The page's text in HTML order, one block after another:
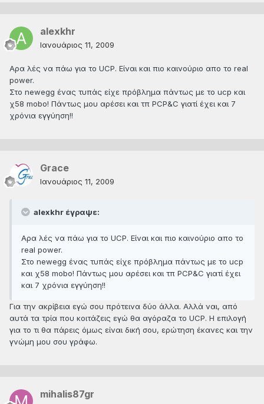
alexkhr
Ιανουάριος 11, 2009
Αρα λές να πάω για το UCP. Είναι και πιο καινούριο απο το real
power.
Στο newegg ένας τυπάς είχε πρόβλημα πάντως με το ucp και
χ58 mobo! Πάντως μου αρέσει και τπ PCP&C γιατί έχει και 7
χρόνια εγγύηση!!
Grace
Ιανουάριος 11, 2009
alexkhr έγραψε:
Αρα λές να πάω για το UCP. Είναι και πιο καινούριο απο το
real power.
Στο newegg ένας τυπάς είχε πρόβλημα πάντως με το ucp
και χ58 mobo! Πάντως μου αρέσει και τπ PCP&C γιατί έχει
και 7 χρόνια εγγύηση!!
Για την ακρίβεια εγώ σου πρότεινα δύο άλλα. Αλλά ναι, από
αυτά τα τρία που κοιτάζεις εγώ θα αγόραζα το UCP. Η επιλογή
για το τι θα πάρεις όμως είναι δική σου, ερώτηση έκανες και την
γνώμη μου σου γράφω.
mihalis87gr